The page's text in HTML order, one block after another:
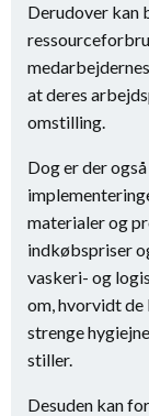
Derudover kan
at deres
omstilling.
Dog er der
materialer og
indkøbspriser
vaskeri- og
om, hvorvidt
strenge
stiller.
Desuden kan